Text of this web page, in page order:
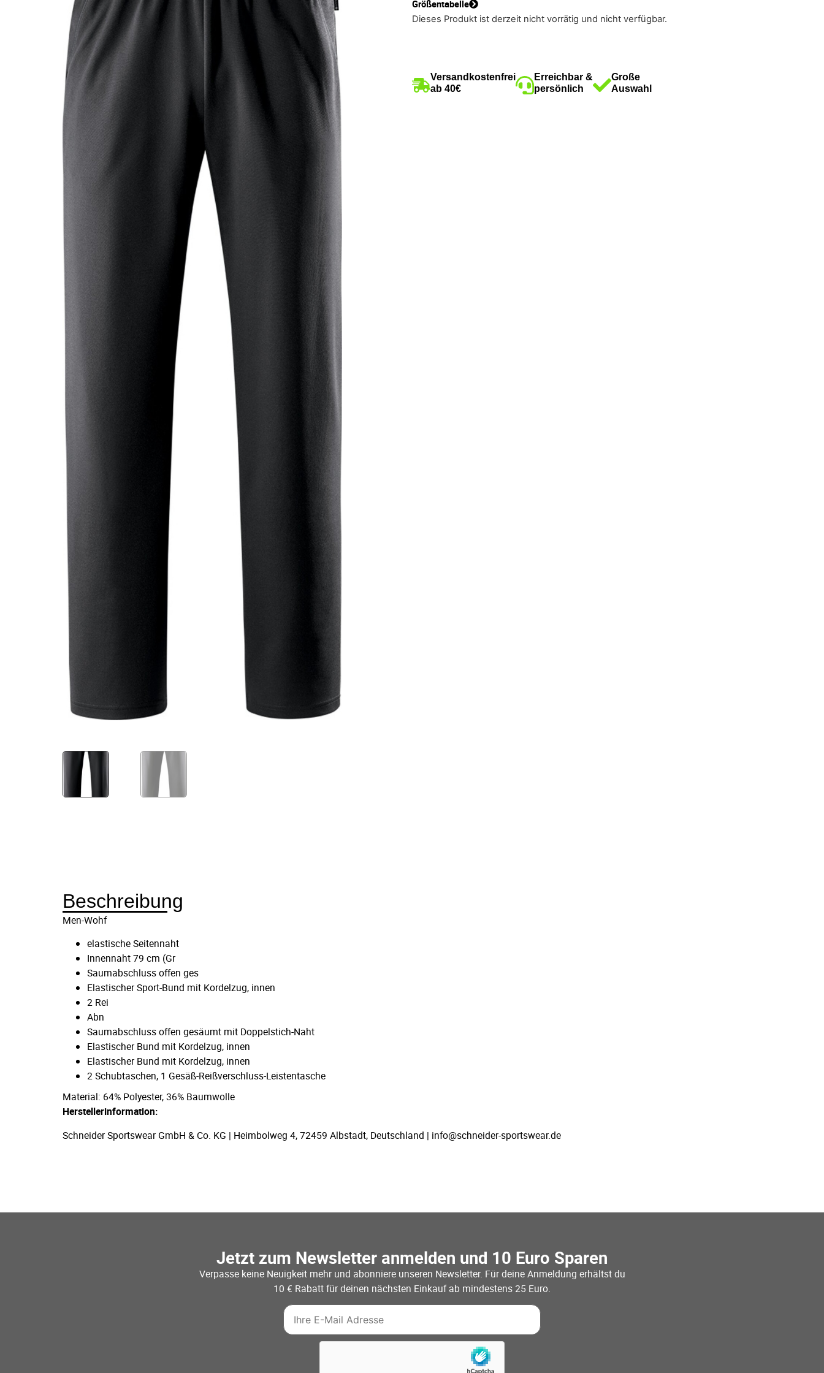
Größentabelle
Dieses Produkt ist derzeit nicht vorrätig und nicht verfügbar.
Versandkostenfrei
ab 40€
Erreichbar &
persönlich
Große
Auswahl
Beschreibung
Men-Wohf
elastische Seitennaht
Innennaht 79 cm (Gr
Saumabschluss offen ges
Elastischer Sport-Bund mit Kordelzug, innen
2 Rei
Abn
Saumabschluss offen gesäumt mit Doppelstich-Naht
Elastischer Bund mit Kordelzug, innen
Elastischer Bund mit Kordelzug, innen
2 Schubtaschen, 1 Gesäß-Reißverschluss-Leistentasche
Material: 64% Polyester, 36% Baumwolle
Herstellerinformation:
Schneider Sportswear GmbH & Co. KG | Heimbolweg 4, 72459 Albstadt, Deutschland | info@schneider-sportswear.de
Jetzt zum Newsletter anmelden und 10 Euro Sparen
Verpasse keine Neuigkeit mehr und abonniere unseren Newsletter. Für deine Anmeldung erhältst du
10 € Rabatt für deinen nächsten Einkauf ab mindestens 25 Euro.